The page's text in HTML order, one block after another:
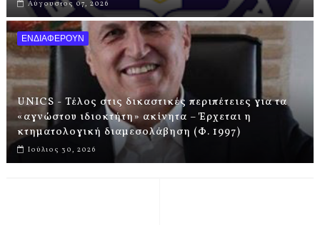
Αύγουστος 07, 2026
ΕΝΔΙΑΦΕΡΟΥΝ
UNICS - Τέλος στις δικαστικές περιπέτειες για τα
«αγνώστου ιδιοκτήτη» ακίνητα – Έρχεται η
κτηματολογική διαμεσολάβηση (Φ. 1997)
Ιούλιος 30, 2026